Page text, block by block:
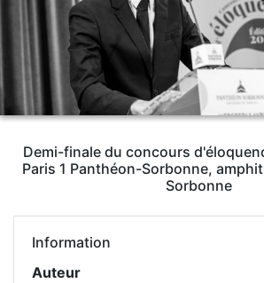
Demi-finale du concours
Paris 1 Panthéon-Sorbonne,
Sorbonne
Information
Auteur